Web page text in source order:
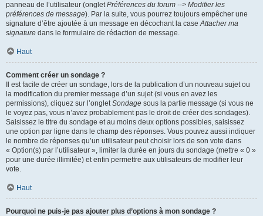
panneau de l’utilisateur (ongletPréférences du forum --> Modifier les
préférences de message). Par la suite, vous pourrez toujours empêcher une
signature d’être ajoutée à un message en décochant la caseAttacher ma
signature dans le formulaire de rédaction de message.
Haut
Comment créer un sondage ?
Il est facile de créer un sondage, lors de la publication d’un nouveau sujet ou
la modification du premier message d’un sujet (si vous en avez les
permissions), cliquez sur l’ongletSondage sous la partie message (si vous ne
le voyez pas, vous n’avez probablement pas le droit de créer des sondages).
Saisissez le titre du sondage et au moins deux options possibles, saisissez
une option par ligne dans le champ des réponses. Vous pouvez aussi indiquer
le nombre de réponses qu’un utilisateur peut choisir lors de son vote dans
« Option(s) par l’utilisateur », limiter la durée en jours du sondage (mettre « 0 »
pour une durée illimitée) et enfin permettre aux utilisateurs de modifier leur
vote.
Haut
Pourquoi ne puis-je pas ajouter plus d’options à mon sondage ?